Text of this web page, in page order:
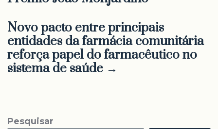
Novo pacto entre principais
entidades da farmácia comunitária
reforça papel do farmacêutico no
sistema de saúde →
Pesquisar